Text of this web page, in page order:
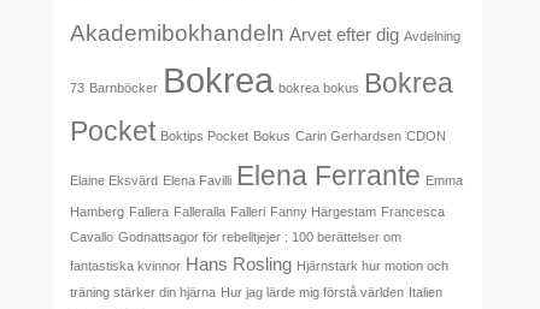
Akademibokhandeln Arvet efter dig Avdelning
73 Barnböcker Bokrea bokrea bokus Bokrea
Pocket Boktips Pocket Bokus Carin Gerhardsen CDON
Elaine Eksvärd Elena Favilli Elena Ferrante Emma
Hamberg Fallera Falleralla Falleri Fanny Härgestam Francesca
Cavallo Godnattsagor för rebelltjejer : 100 berättelser om
fantastiska kvinnor Hans Rosling Hjärnstark hur motion och
träning stärker din hjärna Hur jag lärde mig förstå världen Italien